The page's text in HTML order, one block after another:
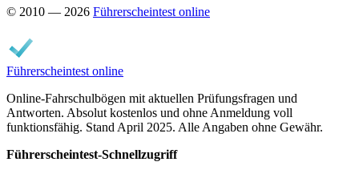
© 2010 — 2026 Führerscheintest online
Führerscheintest online
Online-Fahrschulbögen mit aktuellen Prüfungsfragen und
Antworten. Absolut kostenlos und ohne Anmeldung voll
funktionsfähig. Stand April 2025. Alle Angaben ohne Gewähr.
Führerscheintest-Schnellzugriff